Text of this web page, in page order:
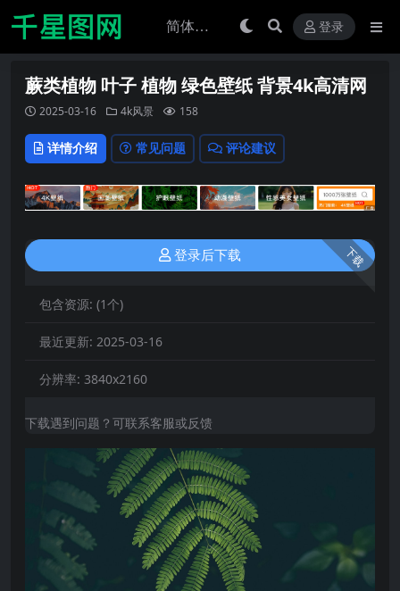
登录
蕨类植物 叶子 植物 绿色壁纸 背景4k高清网
2025-03-16 4k风景 158
详情介绍 常见问题 评论建议
下载
登录后下载
包含资源: (1个)
最近更新: 2025-03-16
分辨率: 3840x2160
下载遇到问题？可联系客服或反馈